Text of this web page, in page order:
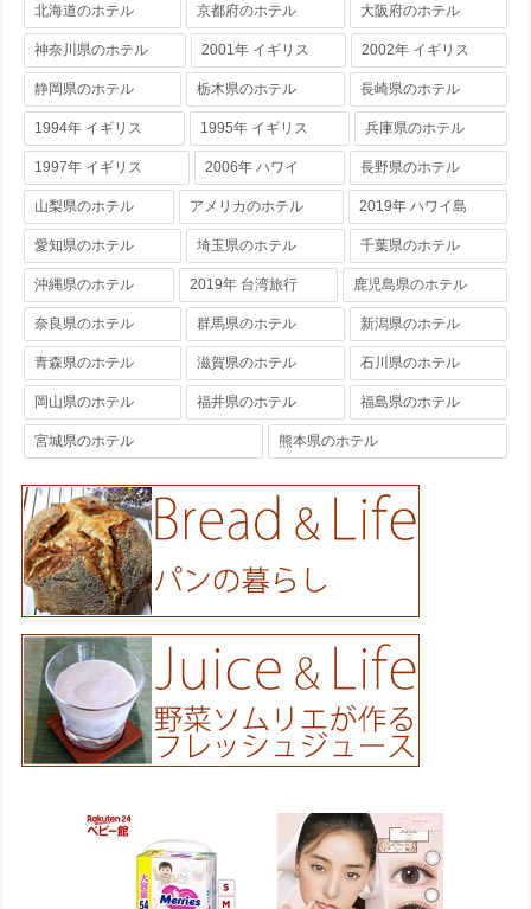
北海道のホテル 京都府のホテル 大阪府のホテル
神奈川県のホテル 2001年 イギリス 2002年 イギリス
静岡県のホテル 栃木県のホテル 長崎県のホテル
1994年 イギリス 1995年 イギリス 兵庫県のホテル
1997年 イギリス 2006年 ハワイ 長野県のホテル
山梨県のホテル アメリカのホテル 2019年 ハワイ島
愛知県のホテル 埼玉県のホテル 千葉県のホテル
沖縄県のホテル 2019年 台湾旅行 鹿児島県のホテル
奈良県のホテル 群馬県のホテル 新潟県のホテル
青森県のホテル 滋賀県のホテル 石川県のホテル
岡山県のホテル 福井県のホテル 福島県のホテル
宮城県のホテル 熊本県のホテル